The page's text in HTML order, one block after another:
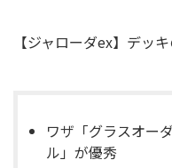
【ジャローダex】デッ
ワザ「グラスオー
ル」が優秀